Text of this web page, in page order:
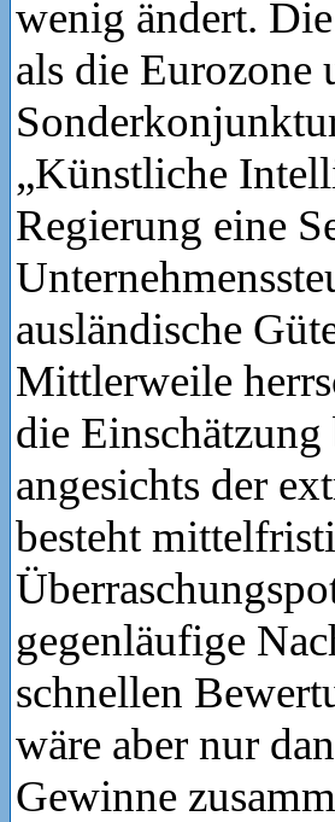
wenig ändert.
als die
„Künstliche
Regierung eine
ausländische
Mittlerweile
die
angesichts der
besteht
gegenläufige
schnellen
wäre aber nur
Gewinne